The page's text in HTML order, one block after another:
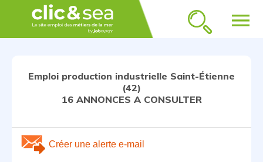
menu
Emploi production industrielle Saint-Étienne
(42)
16 ANNONCES A CONSULTER
Créer une alerte e-mail